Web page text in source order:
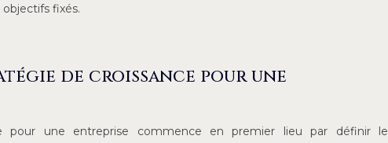
fixés.
de croissance pour une
pour une entreprise commence en premier lieu par définir le